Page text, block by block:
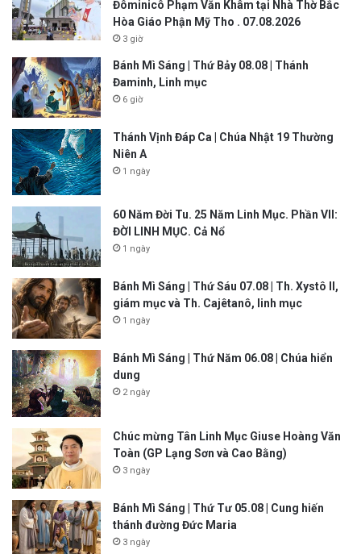
Đôminicô Phạm Văn Khâm tại Nhà Thờ Bắc
Hòa Giáo Phận Mỹ Tho . 07.08.2026
3 giờ
Bánh Mì Sáng | Thứ Bảy 08.08 | Thánh
Đaminh, Linh mục
6 giờ
Thánh Vịnh Đáp Ca | Chúa Nhật 19 Thường
Niên A
1 ngày
60 Năm Đời Tu. 25 Năm Linh Mục. Phần VII:
ĐỜI LINH MỤC. Cả Nổ
1 ngày
Bánh Mì Sáng | Thứ Sáu 07.08 | Th. Xystô II,
giám mục và Th. Cajêtanô, linh mục
1 ngày
Bánh Mì Sáng | Thứ Năm 06.08 | Chúa hiển
dung
2 ngày
Chúc mừng Tân Linh Mục Giuse Hoàng Văn
Toàn (GP Lạng Sơn và Cao Bằng)
3 ngày
Bánh Mì Sáng | Thứ Tư 05.08 | Cung hiến
thánh đường Đức Maria
3 ngày